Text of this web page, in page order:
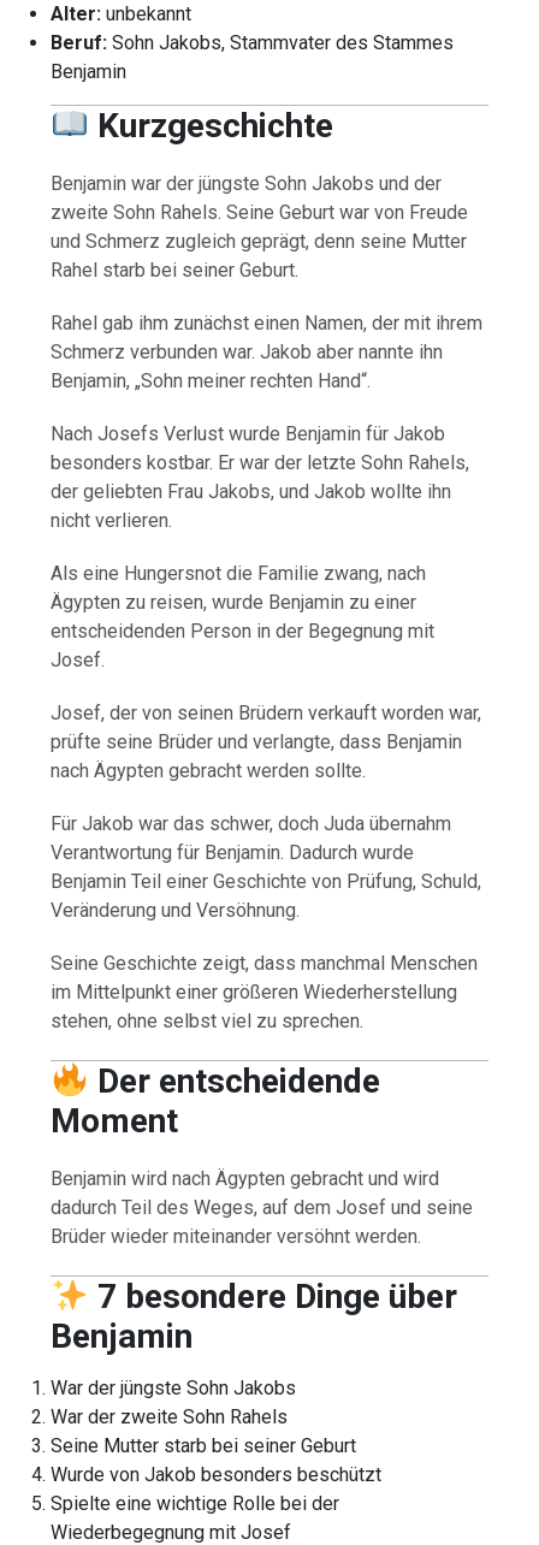
Alter: unbekannt
Beruf: Sohn Jakobs, Stammvater des Stammes
Benjamin
Kurzgeschichte
Benjamin war der jüngste Sohn Jakobs und der
zweite Sohn Rahels. Seine Geburt war von Freude
und Schmerz zugleich geprägt, denn seine Mutter
Rahel starb bei seiner Geburt.
Rahel gab ihm zunächst einen Namen, der mit ihrem
Schmerz verbunden war. Jakob aber nannte ihn
Benjamin, „Sohn meiner rechten Hand“.
Nach Josefs Verlust wurde Benjamin für Jakob
besonders kostbar. Er war der letzte Sohn Rahels,
der geliebten Frau Jakobs, und Jakob wollte ihn
nicht verlieren.
Als eine Hungersnot die Familie zwang, nach
Ägypten zu reisen, wurde Benjamin zu einer
entscheidenden Person in der Begegnung mit
Josef.
Josef, der von seinen Brüdern verkauft worden war,
prüfte seine Brüder und verlangte, dass Benjamin
nach Ägypten gebracht werden sollte.
Für Jakob war das schwer, doch Juda übernahm
Verantwortung für Benjamin. Dadurch wurde
Benjamin Teil einer Geschichte von Prüfung, Schuld,
Veränderung und Versöhnung.
Seine Geschichte zeigt, dass manchmal Menschen
im Mittelpunkt einer größeren Wiederherstellung
stehen, ohne selbst viel zu sprechen.
Der entscheidende
Moment
Benjamin wird nach Ägypten gebracht und wird
dadurch Teil des Weges, auf dem Josef und seine
Brüder wieder miteinander versöhnt werden.
7 besondere Dinge über
Benjamin
War der jüngste Sohn Jakobs
War der zweite Sohn Rahels
Seine Mutter starb bei seiner Geburt
Wurde von Jakob besonders beschützt
Spielte eine wichtige Rolle bei der
Wiederbegegnung mit Josef